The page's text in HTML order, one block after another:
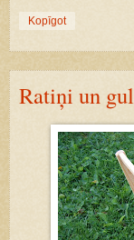
Kopīgot
Ratiņi un